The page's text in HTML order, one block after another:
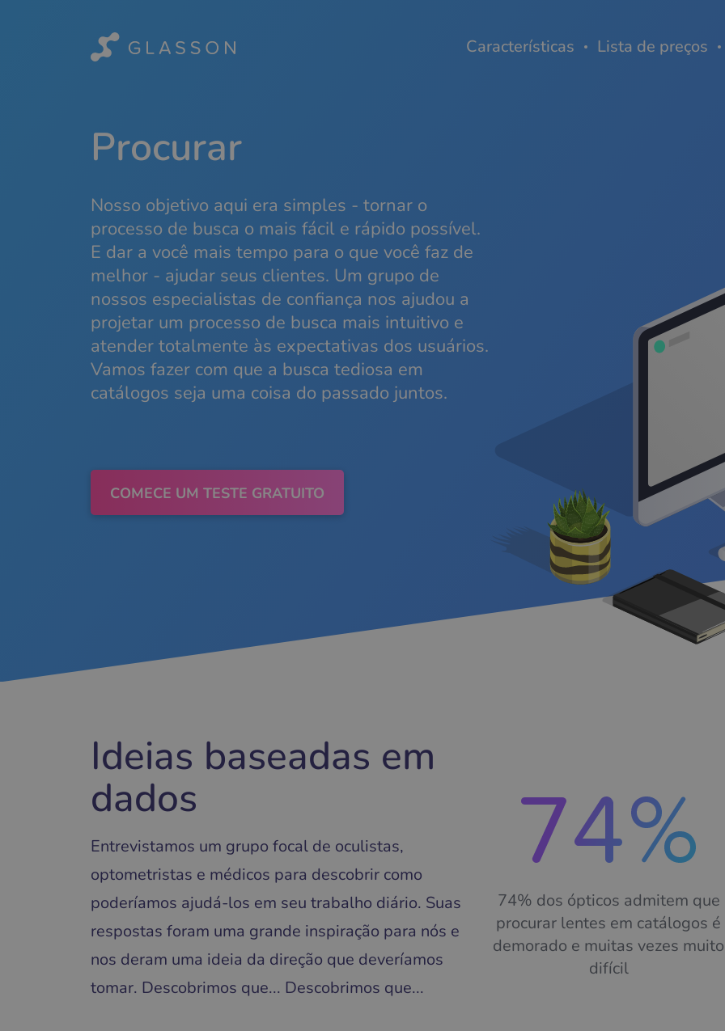
Características Lista de preços
Procurar
Nosso objetivo aqui era simples - tornar o
processo de busca o mais fácil e rápido possível.
E dar a você mais tempo para o que você faz de
melhor - ajudar seus clientes. Um grupo de
nossos especialistas de confiança nos ajudou a
projetar um processo de busca mais intuitivo e
atender totalmente às expectativas dos usuários.
Vamos fazer com que a busca tediosa em
catálogos seja uma coisa do passado juntos.
COMECE UM TESTE GRATUITO
Ideias baseadas em
dados
Entrevistamos um grupo focal de oculistas,
optometristas e médicos para descobrir como
poderíamos ajudá-los em seu trabalho diário. Suas
respostas foram uma grande inspiração para nós e
nos deram uma ideia da direção que deveríamos
tomar. Descobrimos que... Descobrimos que...
74% dos ópticos admitem que
procurar lentes em catálogos é
demorado e muitas vezes muito
difícil